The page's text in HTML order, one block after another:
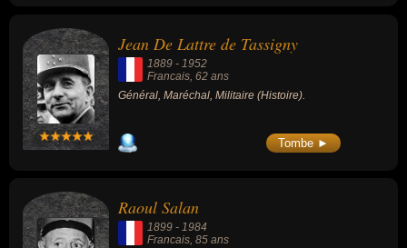
Jean De Lattre de Tassigny
1889 - 1952
Francais, 62 ans
Général, Maréchal, Militaire (Histoire).
Tombe ►
Raoul Salan
1899 - 1984
Francais, 85 ans